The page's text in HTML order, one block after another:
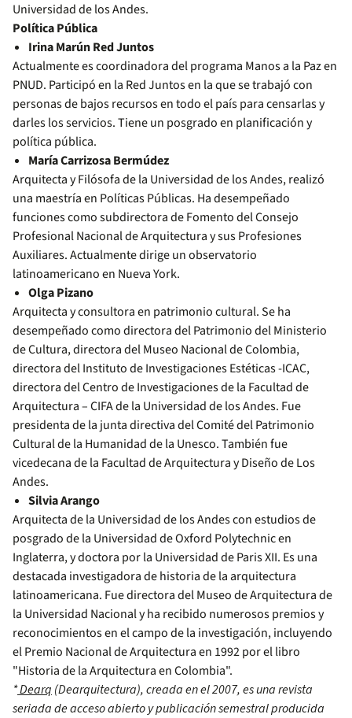
Universidad de los Andes.
Política Pública
Irina Marún Red Juntos
Actualmente es coordinadora del programa Manos a la Paz en
PNUD. Participó en la Red Juntos en la que se trabajó con
personas de bajos recursos en todo el país para censarlas y
darles los servicios. Tiene un posgrado en planificación y
política pública.
María Carrizosa Bermúdez
Arquitecta y Filósofa de la Universidad de los Andes, realizó
una maestría en Políticas Públicas. Ha desempeñado
funciones como subdirectora de Fomento del Consejo
Profesional Nacional de Arquitectura y sus Profesiones
Auxiliares. Actualmente dirige un observatorio
latinoamericano en Nueva York.
Olga Pizano
Arquitecta y consultora en patrimonio cultural. Se ha
desempeñado como directora del Patrimonio del Ministerio
de Cultura, directora del Museo Nacional de Colombia,
directora del Instituto de Investigaciones Estéticas -ICAC,
directora del Centro de Investigaciones de la Facultad de
Arquitectura – CIFA de la Universidad de los Andes. Fue
presidenta de la junta directiva del Comité del Patrimonio
Cultural de la Humanidad de la Unesco. También fue
vicedecana de la Facultad de Arquitectura y Diseño de Los
Andes.
Silvia Arango
Arquitecta de la Universidad de los Andes con estudios de
posgrado de la Universidad de Oxford Polytechnic en
Inglaterra, y doctora por la Universidad de Paris XII. Es una
destacada investigadora de historia de la arquitectura
latinoamericana. Fue directora del Museo de Arquitectura de
la Universidad Nacional y ha recibido numerosos premios y
reconocimientos en el campo de la investigación, incluyendo
el Premio Nacional de Arquitectura en 1992 por el libro
"Historia de la Arquitectura en Colombia".
*Dearq (Dearquitectura), creada en el 2007, es una revista
seriada de acceso abierto y publicación semestral producida